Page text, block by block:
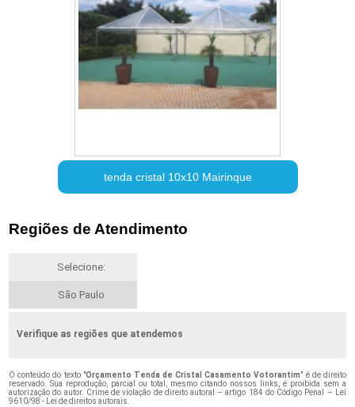
tenda cristal 10x10 Mairinque
Regiões de Atendimento
Selecione:
São Paulo
Verifique as regiões que atendemos
O conteúdo do texto "Orçamento Tenda de Cristal Casamento Votorantim" é de direito
reservado. Sua reprodução, parcial ou total, mesmo citando nossos links, é proibida sem a
autorização do autor. Crime de violação de direito autoral – artigo 184 do Código Penal – Lei
9610/98 - Lei de direitos autorais.